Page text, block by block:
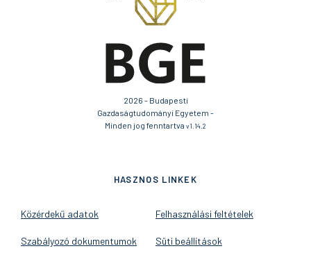
2026 - Budapesti
Gazdaságtudományi Egyetem -
Minden jog fenntartva v1.14.2
HASZNOS LINKEK
Közérdekű adatok
Szabályozó dokumentumok
Felhasználási feltételek
Süti beállítások